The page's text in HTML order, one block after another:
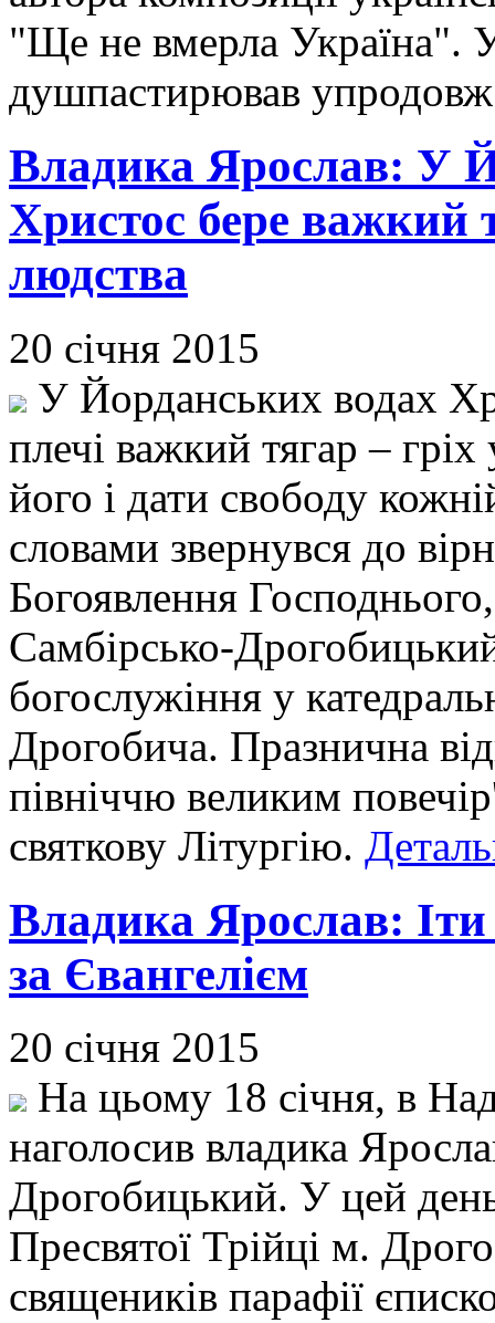
"Ще не вмерла Україна".
душпастирював
Владика Ярослав: У
Христос бере важкий
людства
20 січня 2015
У Йорданських водах
плечі важкий тягар –
його і дати свободу
словами звернувся до
Богоявлення
Самбірсько-
богослужіння у
Дрогобича. Празнична
північчю великим
святкову Літургію.
Владика Ярослав:
за Євангелієм
20 січня 2015
На цьому 18 січня, в
наголосив владика
Дрогобицький. У цей
Пресвятої Трійці м.
священиків парафії